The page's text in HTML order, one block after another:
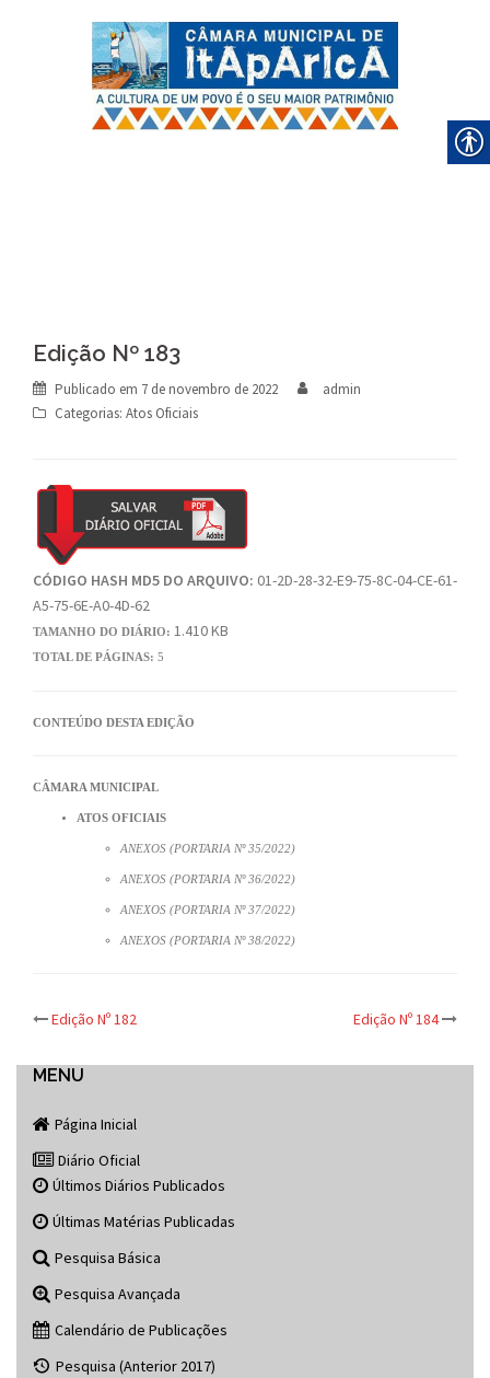
Edição Nº 183
Publicado em 7 de novembro de 2022
admin
Categorias: Atos Oficiais
CÓDIGO HASH MD5 DO ARQUIVO: 01-2D-28-32-E9-75-8C-04-CE-61-
A5-75-6E-A0-4D-62
TAMANHO DO DIÁRIO: 1.410 KB
TOTAL DE PÁGINAS: 5
CONTEÚDO DESTA EDIÇÃO
CÂMARA MUNICIPAL
ATOS OFICIAIS
ANEXOS (PORTARIA Nº 35/2022)
ANEXOS (PORTARIA Nº 36/2022)
ANEXOS (PORTARIA Nº 37/2022)
ANEXOS (PORTARIA Nº 38/2022)
Post
navigation
Edição Nº 182 Edição Nº 184
MENU
Página Inicial
Diário Oficial
Últimos Diários Publicados
Últimas Matérias Publicadas
Pesquisa Básica
Pesquisa Avançada
Calendário de Publicações
Pesquisa (Anterior 2017)